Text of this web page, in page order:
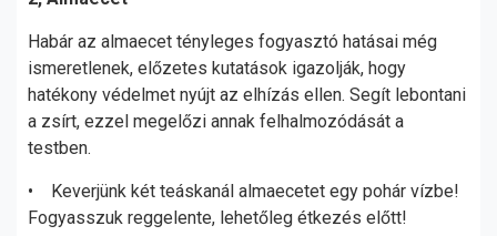
Habár az almaecet tényleges fogyasztó hatásai még
ismeretlenek, előzetes kutatások igazolják, hogy
hatékony védelmet nyújt az elhízás ellen. Segít lebontani
a zsírt, ezzel megelőzi annak felhalmozódását a
testben.
• Keverjünk két teáskanál almaecetet egy pohár vízbe!
Fogyasszuk reggelente, lehetőleg étkezés előtt!